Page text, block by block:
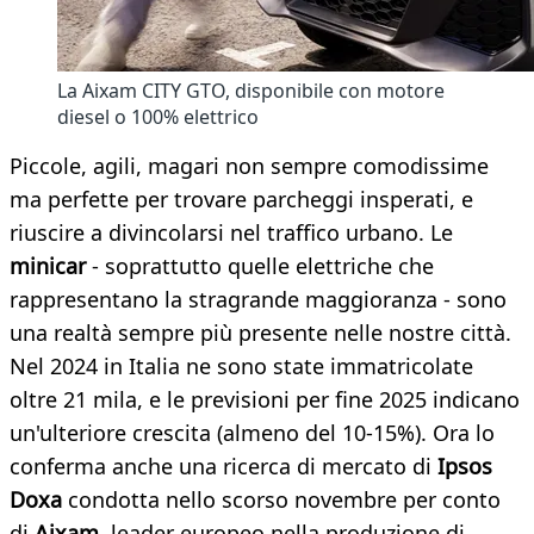
La Aixam CITY GTO, disponibile con motore
diesel o 100% elettrico
Piccole, agili, magari non sempre comodissime
ma perfette per trovare parcheggi insperati, e
riuscire a divincolarsi nel traffico urbano. Le
minicar- soprattutto quelle elettriche che
rappresentano la stragrande maggioranza - sono
una realtà sempre più presente nelle nostre città.
Nel 2024 in Italia ne sono state immatricolate
oltre 21 mila, e le previsioni per fine 2025 indicano
un'ulteriore crescita (almeno del 10-15%). Ora lo
conferma anche una ricerca di mercato di Ipsos
Doxa condotta nello scorso novembre per conto